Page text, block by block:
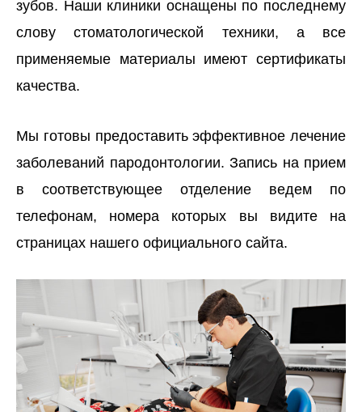
зубов. Наши клиники оснащены по последнему
слову стоматологической техники, а все
применяемые материалы имеют сертификаты
качества.
Мы готовы предоставить эффективное лечение
заболеваний пародонтологии. Запись на прием
в соответствующее отделение ведем по
телефонам, номера которых вы видите на
страницах нашего официального сайта.